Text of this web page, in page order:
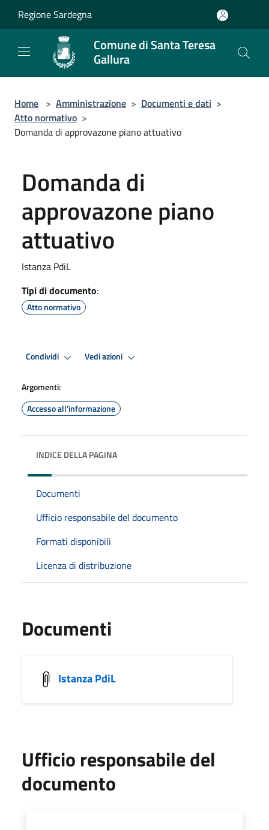
Regione Sardegna
Comune di Santa Teresa
Gallura
Home > Amministrazione > Documenti e dati >
Atto normativo >
Domanda di approvazone piano attuativo
Domanda di
approvazone piano
attuativo
Istanza PdiL
Tipi di documento:
Atto normativo
Condividi Vedi azioni
Argomenti:
Accesso all'informazione
INDICE DELLA PAGINA
Documenti
Ufficio responsabile del documento
Formati disponibili
Licenza di distribuzione
Documenti
Istanza PdiL
Ufficio responsabile del
documento